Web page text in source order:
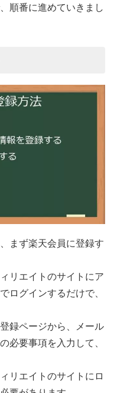
順番に進めていきまし
まず楽天会員に登録す
リエイトのサイトにア
ログインするだけで、
録ページから、メール
必要事項を入力して、
リエイトのサイトにロ